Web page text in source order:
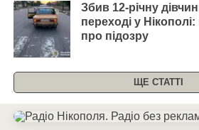
Збив 12-річну
переході у
про підозру
ЩЕ СТАТТІ